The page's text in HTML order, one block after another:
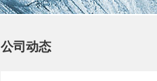
公司动态